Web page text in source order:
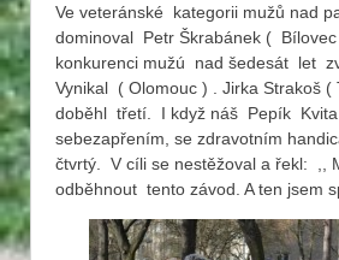
Ve veteránské kategorii mužů nad
dominoval Petr Škrabánek ( Bílovec
konkurenci mužú nad šedesát let
Vynikal ( Olomouc ) . Jirka Strakoš (
doběhl třetí. I když náš Pepík
sebezapřením, se zdravotním
čtvrtý. V cíli se nestěžoval a řekl: ,,
odběhnout tento závod. A ten jsem